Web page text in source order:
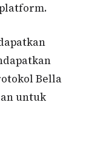
Bella
untuk